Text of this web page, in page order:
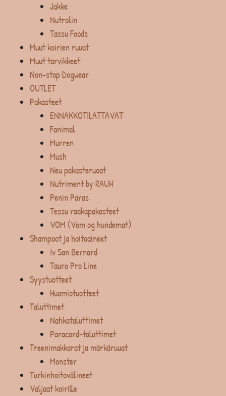
Jakke
Nutrolin
Tassu Foods
Muut koirien ruuat
Muut tarvikkeet
Non-stop Dogwear
OUTLET
Pakasteet
ENNAKKOTILATTAVAT
Fanimal
Murren
Mush
Neu pakasteruoat
Nutriment by RAUH
Penin Paras
Tessu raakapakasteet
VOM (Vom og hundemat)
Shampoot ja hoitoaineet
Iv San Bernard
Tauro Pro Line
Syystuotteet
Huomiotuotteet
Taluttimet
Nahkataluttimet
Paracord-taluttimet
Treenimakkarat ja märkäruuat
Monster
Turkinhoitovälineet
Valjaat koirille